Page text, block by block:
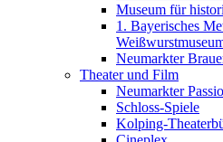
Museum für
1. Bayerisches
Neumarkter
Theater und Film
Neumarkter
Schloss-Spiele
Kolping-